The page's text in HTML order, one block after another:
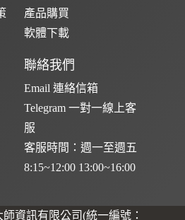
產品購買
軟體下載
聯絡我們
Email 連絡信箱
Telegram 一對一線上客
服
客服時間：週一至週五
8:15~12:00 13:00~16:00
師資訊有限公司(統一編號：